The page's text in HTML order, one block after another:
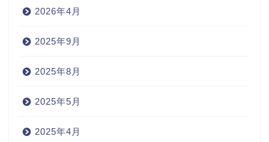
2026年4月
2025年9月
2025年8月
2025年5月
2025年4月